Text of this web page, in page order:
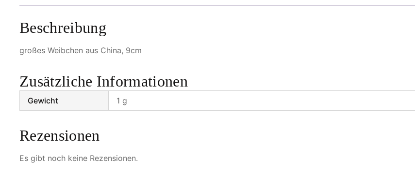
Beschreibung
großes Weibchen aus China, 9cm
Zusätzliche Informationen
Gewicht 1 g
Rezensionen
Es gibt noch keine Rezensionen.